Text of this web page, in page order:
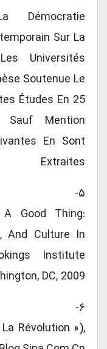
Démocratie
Sur La
Universités
Soutenue Le
Études En
Sauf Mention
En Sont
Extraites
A Good Thing:
And Culture In
Institute
DC, 2009.
La Révolution »),